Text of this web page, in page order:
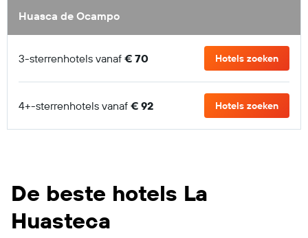
Huasca de Ocampo
3-sterrenhotels vanaf € 70 Hotels zoeken
4+-sterrenhotels vanaf € 92 Hotels zoeken
De beste hotels La
Huasteca